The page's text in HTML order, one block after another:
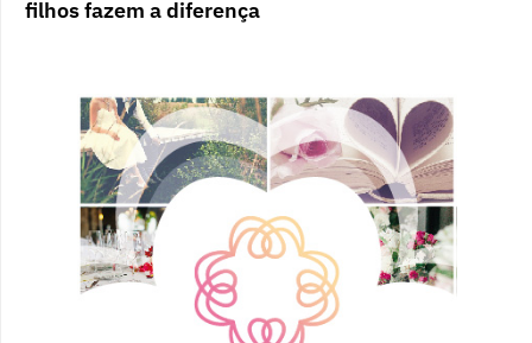
filhos fazem a diferença